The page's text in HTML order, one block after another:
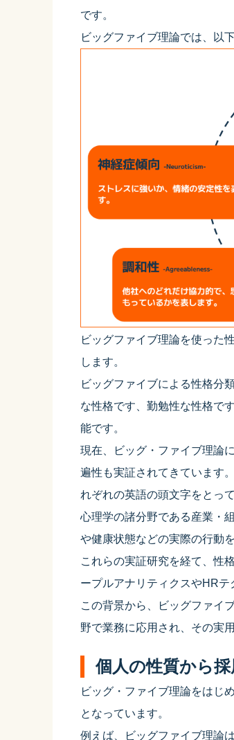
です。
ビッグファイブ理論では、以
ビッグファイブ理論を使った
します。
ビッグファイブによる性格分
な性格です、勤勉性な性格で
能です。
現在、ビッグ・ファイブ理論
遍性も実証されてきています
れぞれの英語の頭文字をとっ
心理学の諸分野である産業・
や健康状態などの実際の行動
これらの実証研究を経て、性
ープルアナリティクスやHRテ
この背景から、ビッグファイ
野で業務に応用され、その実
個人の性質から
ビッグ・ファイブ理論をはじ
となっています。
例えば、ビッグファイブ理論